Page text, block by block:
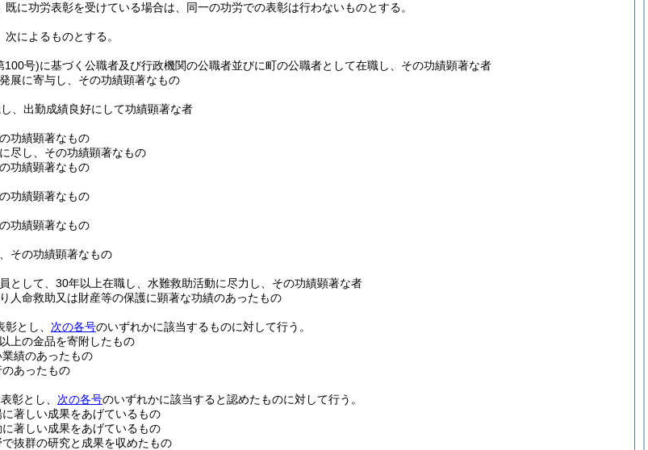
に功労表彰を受けている場合は、同一の功労での表彰は行わないものとする。
によるものとする。
100号)に基づく公職者及び行政機関の公職者並びに町の公職者として在職し、その功績顕著な者
展に寄与し、その功績顕著なもの
、出勤成績良好にして功績顕著な者
功績顕著なもの
尽し、その功績顕著なもの
功績顕著なもの
功績顕著なもの
功績顕著なもの
その功績顕著なもの
として、30年以上在職し、水難救助活動に尽力し、その功績顕著な者
人命救助又は財産等の保護に顕著な功績のあったもの
とし、 次の各号のいずれかに該当するものに対して行う。
上の金品を寄附したもの
績のあったもの
あったもの
彰とし、 次の各号のいずれかに該当すると認めたものに対して行う。
著しい成果をあげているもの
著しい成果をあげているもの
抜群の研究と成果を収めたもの